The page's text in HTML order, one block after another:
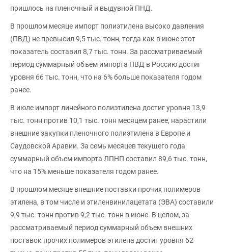
пришлось на пленочный и выдувной ПНД.
В прошлом месяце импорт полиэтилена высоко давления
(ПВД) не превысил 9,5 тыс. тонн, тогда как в июне этот
показатель составил 8,7 тыс. тонн. За рассматриваемый
период суммарный объем импорта ПВД в Россию достиг
уровня 66 тыс. тонн, что на 6% больше показателя годом
ранее.
В июле импорт линейного полиэтилена достиг уровня 13,9
тыс. тонн против 10,1 тыс. тонн месяцем ранее, нарастили
внешние закупки пленочного полиэтилена в Европе и
Саудовской Аравии. За семь месяцев текущего года
суммарный объем импорта ЛПНП составил 89,6 тыс. тонн,
что на 15% меньше показателя годом ранее.
В прошлом месяце внешние поставки прочих полимеров
этилена, в том числе и этиленвинилацетата (ЭВА) составили
9,9 тыс. тонн против 9,2 тыс. тонн в июне. В целом, за
рассматриваемый период суммарный объем внешних
поставок прочих полимеров этилена достиг уровня 62